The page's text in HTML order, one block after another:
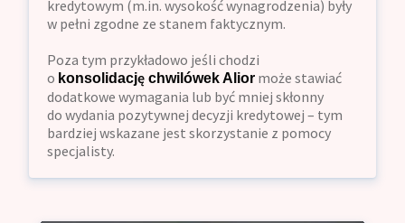
kredytowym (m.in. wysokość wynagrodzenia) były
w pełni zgodne ze stanem faktycznym.
Poza tym przykładowo jeśli chodzi
o konsolidację chwilówek Alior może stawiać
dodatkowe wymagania lub być mniej skłonny
do wydania pozytywnej decyzji kredytowej – tym
bardziej wskazane jest skorzystanie z pomocy
specjalisty.